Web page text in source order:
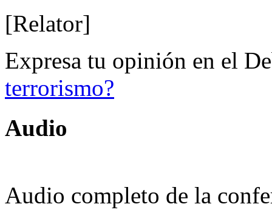
[Relator]
Expresa tu opinión en el
terrorismo?
Audio
Audio completo de la